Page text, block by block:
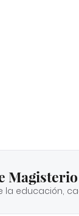
Magisterio
la educación,